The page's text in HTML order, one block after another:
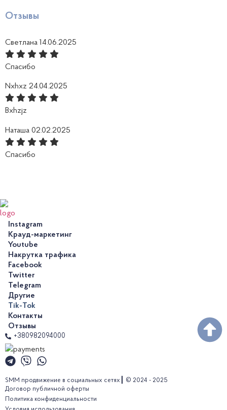
Отзывы
Светлана 14.06.2025
Спасибо
Nxhxz 24.04.2025
Bxhzjz
Наташа 02.02.2025
Спасибо
Instagram
Крауд-маркетинг
Youtube
Накрутка трафика
Facebook
Twitter
Telegram
Другие
Tik-Tok
Контакты
Отзывы
+380982094000
SMM продвижение в социальных сетях┃ © 2024 - 2025
Договор публичной оферты
Политика конфиденциальности